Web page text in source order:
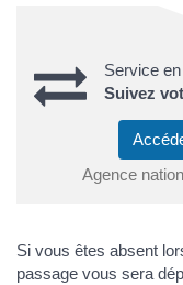
Service
Suivez
Agence
Si vous êtes absent
passage vous sera